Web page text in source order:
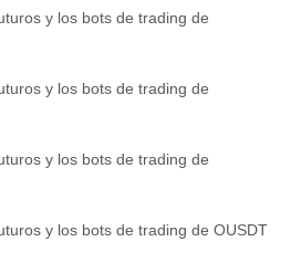
y los bots de trading de
y los bots de trading de
y los bots de trading de
y los bots de trading de OUSDT